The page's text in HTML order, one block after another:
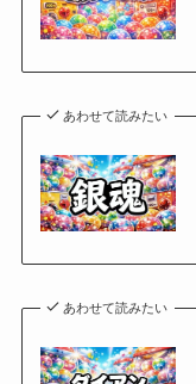
あわせて読みたい
あわせて読みたい